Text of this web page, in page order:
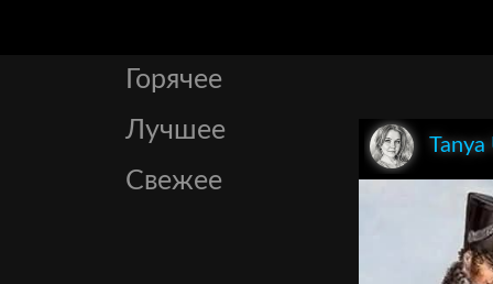
Горячее
Лучшее
Свежее
Tanya